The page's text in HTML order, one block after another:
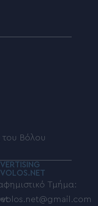
του Βόλου
Τμήμα: